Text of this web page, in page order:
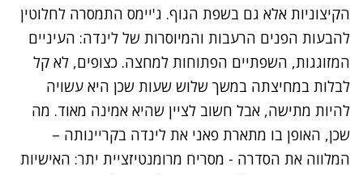
הקיצוניות אלא גם בשפת הגוף. ג'יימס התמסרה לחלוטין
להבעות הפנים הרעבות והמיוסרות של לינדה: העיניים
המזוגגות, השפתיים הפתוחות למחצה. כצופים, לא קל
לבלות במחיצתה במשך שלוש שעות שכן היא עשויה
להיות מתישה, אבל חשוב לציין שהיא אמינה מאוד. מה
שכן, האופן בו מתארת פאני את לינדה בקריינותה –
המלווה את הסדרה - מסריח מרומנטיזציית יתר: האישיות